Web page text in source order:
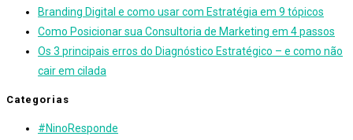
Branding Digital e como usar com Estratégia em 9 tópicos
Como Posicionar sua Consultoria de Marketing em 4 passos
Os 3 principais erros do Diagnóstico Estratégico – e como não
cair em cilada
Categorias
#NinoResponde